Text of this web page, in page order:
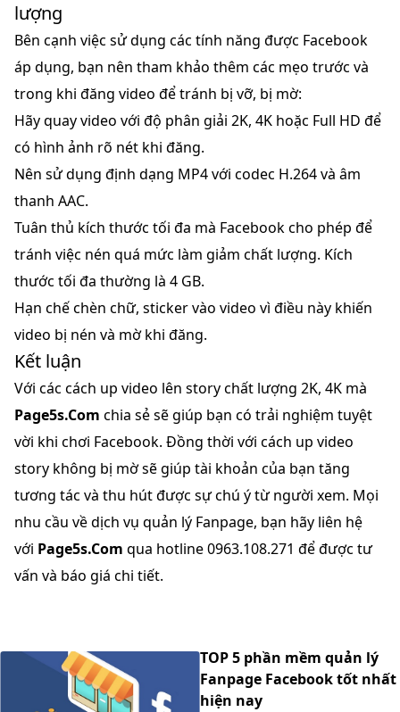
lượng
Bên cạnh việc sử dụng các tính năng được Facebook
áp dụng, bạn nên tham khảo thêm các mẹo trước và
trong khi đăng video để tránh bị vỡ, bị mờ:
Hãy quay video với độ phân giải 2K, 4K hoặc Full HD để
có hình ảnh rõ nét khi đăng.
Nên sử dụng định dạng MP4 với codec H.264 và âm
thanh AAC.
Tuân thủ kích thước tối đa mà Facebook cho phép để
tránh việc nén quá mức làm giảm chất lượng. Kích
thước tối đa thường là 4 GB.
Hạn chế chèn chữ, sticker vào video vì điều này khiến
video bị nén và mờ khi đăng.
Kết luận
Với các cách up video lên story chất lượng 2K, 4K mà
Page5s.Com chia sẻ sẽ giúp bạn có trải nghiệm tuyệt
vời khi chơi Facebook. Đồng thời với cách up video
story không bị mờ sẽ giúp tài khoản của bạn tăng
tương tác và thu hút được sự chú ý từ người xem. Mọi
nhu cầu về dịch vụ quản lý Fanpage, bạn hãy liên hệ
với Page5s.Com qua hotline 0963.108.271 để được tư
vấn và báo giá chi tiết.
TOP 5 phần mềm quản lý
Fanpage Facebook tốt nhất
hiện nay